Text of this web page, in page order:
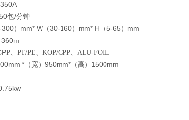
包/分钟
300） mm* W （30-160） mm* H （5-65 ） mm
P、PT/PE、KOP/CPP、ALU-FOIL
* （宽） 950mm* （高） 1500mm